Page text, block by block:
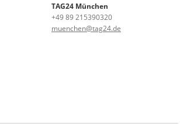
TAG24 München
+49 89 215390320
muenchen@tag24.de